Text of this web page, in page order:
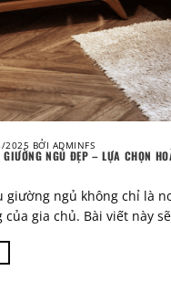
2025 BỞI ADMINFS
NGỦ ĐẸP – LỰA CHỌN
giường ngủ không chỉ là
của gia chủ. Bài viết này